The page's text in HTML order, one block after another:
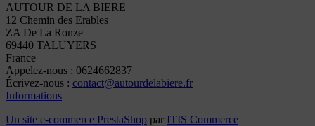
AUTOUR DE LA BIERE
12 Chemin des Erables
ZA De La Ronze
69440 TALUYERS
France
Appelez-nous : 0624662837
Écrivez-nous : contact@autourdelabiere.fr
Informations
Un site e-commerce PrestaShop par ITIS Commerce